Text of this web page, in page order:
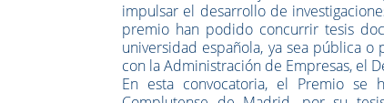
impulsar el desarrollo de
premio han podido concurrir tesis
universidad española, ya sea pública
con la Administración de Empresas, el
En esta convocatoria, el Premio se